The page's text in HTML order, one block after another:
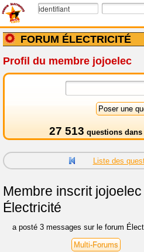
FORUM ÉLECTRICITÉ
Profil du membre jojoelec
27 513 questions dans
Liste des
Membre inscritjojoelec
Électricité
a posté 3 messages sur le forum
Multi-Forums